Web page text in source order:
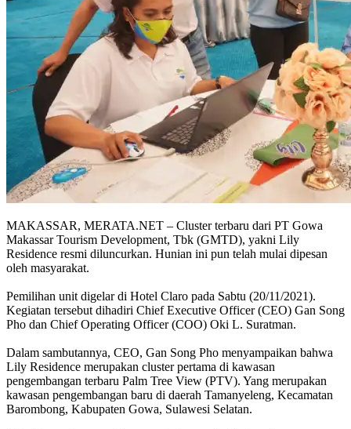
MAKASSAR, MERATA.NET – Cluster terbaru dari PT Gowa
Makassar Tourism Development, Tbk (GMTD), yakni Lily
Residence resmi diluncurkan. Hunian ini pun telah mulai dipesan
oleh masyarakat.
Pemilihan unit digelar di Hotel Claro pada Sabtu (20/11/2021).
Kegiatan tersebut dihadiri Chief Executive Officer (CEO) Gan Song
Pho dan Chief Operating Officer (COO) Oki L. Suratman.
Dalam sambutannya, CEO, Gan Song Pho menyampaikan bahwa
Lily Residence merupakan cluster pertama di kawasan
pengembangan terbaru Palm Tree View (PTV). Yang merupakan
kawasan pengembangan baru di daerah Tamanyeleng, Kecamatan
Barombong, Kabupaten Gowa, Sulawesi Selatan.